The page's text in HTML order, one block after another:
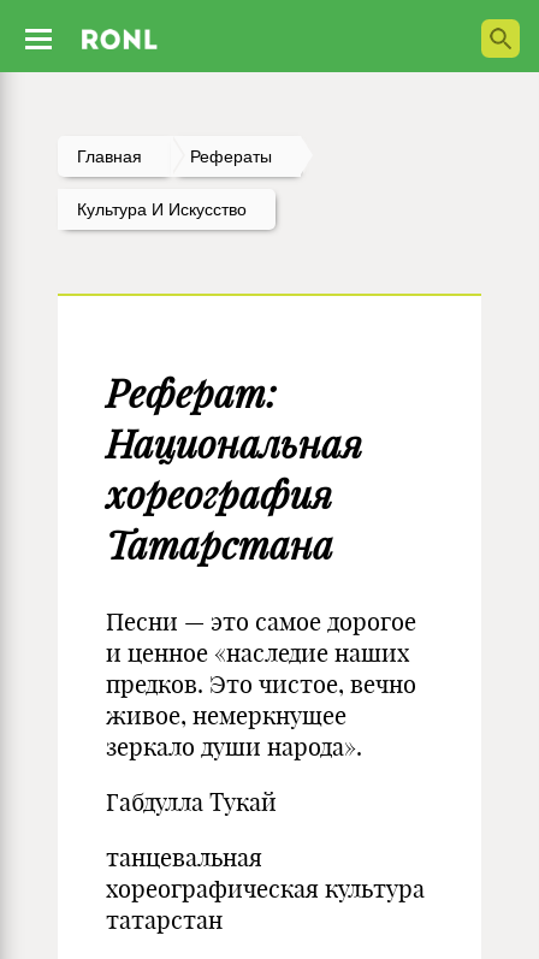
Главная Рефераты
Культура И Искусство
Реферат:
Национальная
хореография
Татарстана
Песни — это самое дорогое
и ценное «наследие наших
предков. Это чистое, вечно
живое, немеркнущее
зеркало души народа».
Габдулла Тукай
танцевальная
хореографическая культура
татарстан